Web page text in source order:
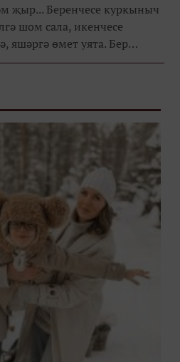
җыр... Беренчесе куркыныч
шом сала, икенчесе
яшәргә өмет уята. Бер
мәгънәләре буенча капма-
афәтендә җыр-биюләр
кебек. Әмма
күңелне күтәрүче, Җиңүгә
әсәрләре бик күпләргә
югалып калмаска
Сугышчыларның күкрәк
туганнарының
белән фронт җырлары
Үз чыгышлары белән
омтылыш тойгылары
өндәгән Татар дәүләт
артистларының шәхси
истәлек-кулъязмалары шул